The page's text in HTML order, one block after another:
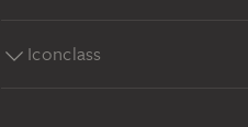
Iconclass